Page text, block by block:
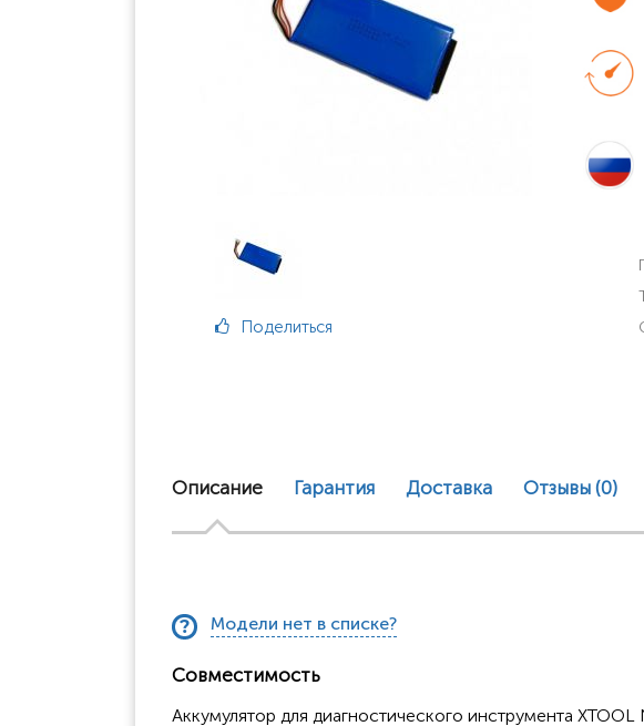
Поделиться
Описание Гарантия Доставка Отзывы (0)
Модели нет в списке?
Совместимость
Аккумулятор для диагностического инструмента XTOOL